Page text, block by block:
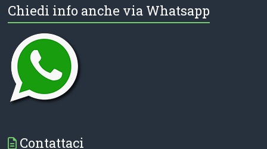
Chiedi info anche via Whatsapp
Contattaci